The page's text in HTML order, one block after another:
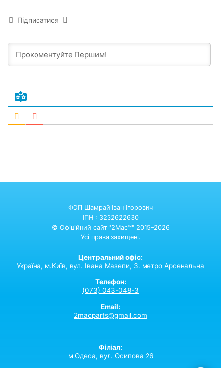
Підписатися
ФОП Шамрай Іван Ігорович
ІПН : 3232622630
© Офіційний сайт "2Mac™" 2015–2026
Усі права захищені.
Центральний офіс:
Україна, м.Київ, вул. Івана Мазепи, 3. метро Арсенальна
Телефон:
(073) 043-048-3
Email:
2macparts@gmail.com
Філіал:
м.Одеса, вул. Осипова 26